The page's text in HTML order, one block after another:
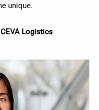
unique.
Logistics